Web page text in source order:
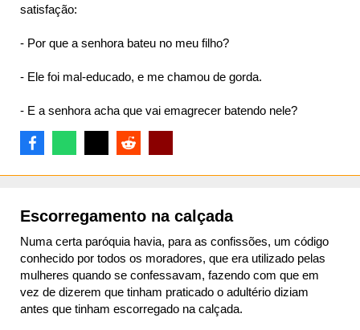
satisfação:
- Por que a senhora bateu no meu filho?
- Ele foi mal-educado, e me chamou de gorda.
- E a senhora acha que vai emagrecer batendo nele?
Escorregamento na calçada
Numa certa paróquia havia, para as confissões, um código
conhecido por todos os moradores, que era utilizado pelas
mulheres quando se confessavam, fazendo com que em
vez de dizerem que tinham praticado o adultério diziam
antes que tinham escorregado na calçada.